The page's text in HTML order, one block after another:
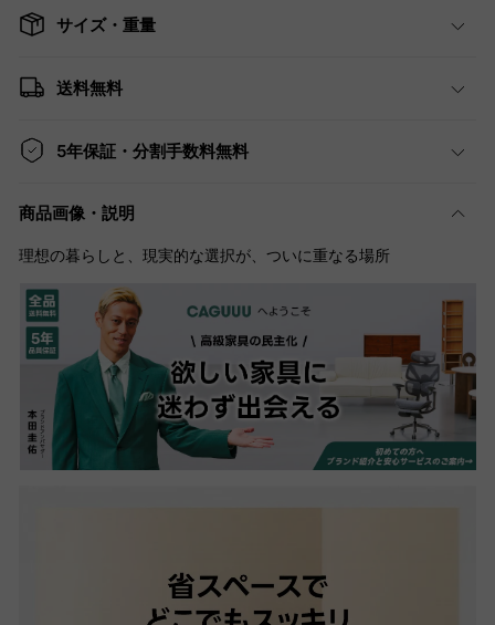
サイズ・重量
送料無料
5年保証・分割手数料無料
商品画像・説明
理想の暮らしと、現実的な選択が、ついに重なる場所